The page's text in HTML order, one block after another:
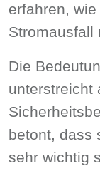
erfahren,
Stromausfall
Die
unterstreicht
betont, dass
sehr wichtig